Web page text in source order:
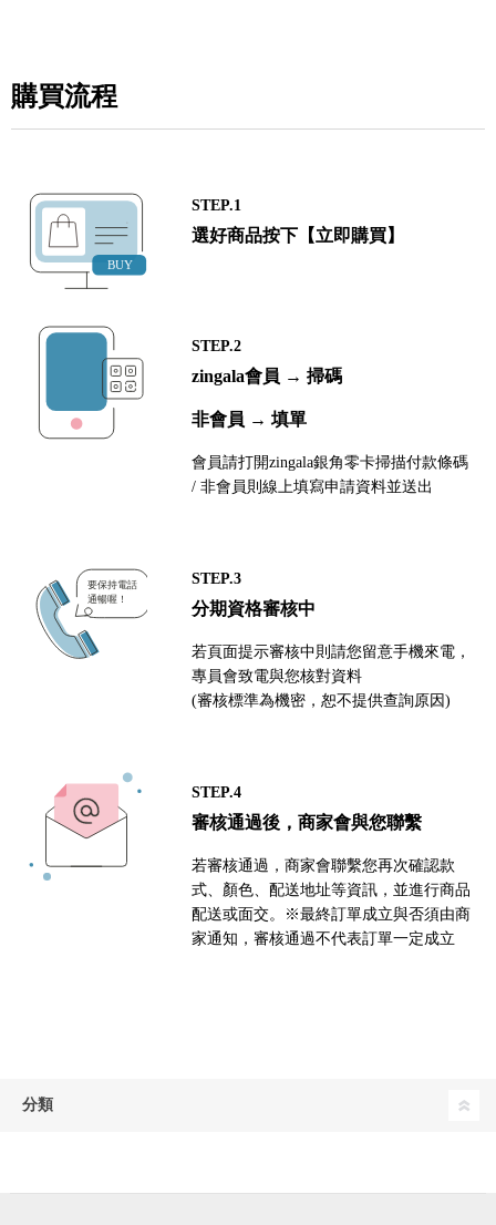
購買流程
STEP.1
選好商品按下【立即購買】
STEP.2
zingala會員 → 掃碼
非會員 → 填單
會員請打開zingala銀角零卡掃描付款條碼
/ 非會員則線上填寫申請資料並送出
STEP.3
分期資格審核中
若頁面提示審核中則請您留意手機來電，
專員會致電與您核對資料
(審核標準為機密，恕不提供查詢原因)
STEP.4
審核通過後，商家會與您聯繫
若審核通過，商家會聯繫您再次確認款
式、顏色、配送地址等資訊，並進行商品
配送或面交。※最終訂單成立與否須由商
家通知，審核通過不代表訂單一定成立
分類